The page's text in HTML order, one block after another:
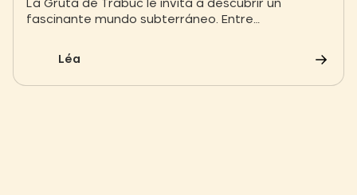
La Gruta de Trabuc le invita a descubrir un
fascinante mundo subterráneo. Entre
naturales, explore un tesoro geológico único en el
Léa